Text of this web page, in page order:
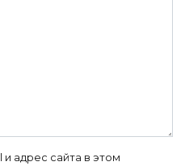
адрес сайта в этом